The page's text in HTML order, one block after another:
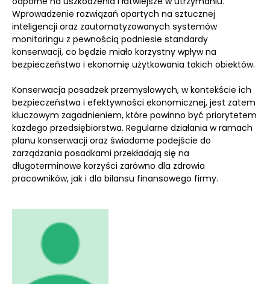
Wprowadzenie rozwiązań opartych na sztucznej
inteligencji oraz zautomatyzowanych systemów
monitoringu z pewnością podniesie standardy
konserwacji, co będzie miało korzystny wpływ na
bezpieczeństwo i ekonomię użytkowania takich obiektów.
Konserwacja posadzek przemysłowych, w kontekście ich
bezpieczeństwa i efektywności ekonomicznej, jest zatem
kluczowym zagadnieniem, które powinno być priorytetem
każdego przedsiębiorstwa. Regularne działania w ramach
planu konserwacji oraz świadome podejście do
zarządzania posadkami przekładają się na
długoterminowe korzyści zarówno dla zdrowia
pracowników, jak i dla bilansu finansowego firmy.